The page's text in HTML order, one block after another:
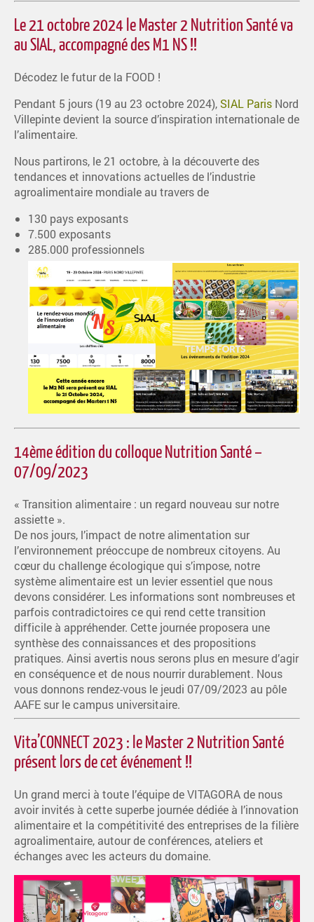
Le 21 octobre 2024 le Master 2 Nutrition Santé va
au SIAL, accompagné des M1 NS !!
Décodez le futur de la FOOD !
Pendant 5 jours (19 au 23 octobre 2024), SIAL Paris Nord
Villepinte devient la source d’inspiration internationale de
l’alimentaire.
Nous partirons, le 21 octobre, à la découverte des
tendances et innovations actuelles de l’industrie
agroalimentaire mondiale au travers de
130 pays exposants
7.500 exposants
285.000 professionnels
14ème édition du colloque Nutrition Santé –
07/09/2023
« Transition alimentaire : un regard nouveau sur notre
assiette ».
De nos jours, l’impact de notre alimentation sur
l’environnement préoccupe de nombreux citoyens. Au
cœur du challenge écologique qui s’impose, notre
système alimentaire est un levier essentiel que nous
devons considérer. Les informations sont nombreuses et
parfois contradictoires ce qui rend cette transition
difficile à appréhender. Cette journée proposera une
synthèse des connaissances et des propositions
pratiques. Ainsi avertis nous serons plus en mesure d’agir
en conséquence et de nous nourrir durablement. Nous
vous donnons rendez-vous le jeudi 07/09/2023 au pôle
AAFE sur le campus universitaire.
Vita’CONNECT 2023 : le Master 2 Nutrition Santé
présent lors de cet événement !!
Un grand merci à toute l’équipe de VITAGORA de nous
avoir invités à cette superbe journée dédiée à l’innovation
alimentaire et la compétitivité des entreprises de la filière
agroalimentaire, autour de conférences, ateliers et
échanges avec les acteurs du domaine.